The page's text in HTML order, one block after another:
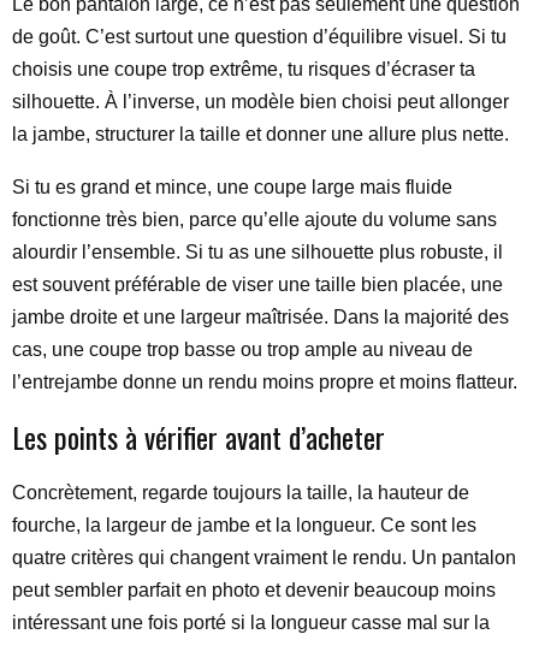
Le bon pantalon large, ce n’est pas seulement une question
de goût. C’est surtout une question d’équilibre visuel. Si tu
choisis une coupe trop extrême, tu risques d’écraser ta
silhouette. À l’inverse, un modèle bien choisi peut allonger
la jambe, structurer la taille et donner une allure plus nette.
Si tu es grand et mince, une coupe large mais fluide
fonctionne très bien, parce qu’elle ajoute du volume sans
alourdir l’ensemble. Si tu as une silhouette plus robuste, il
est souvent préférable de viser une taille bien placée, une
jambe droite et une largeur maîtrisée. Dans la majorité des
cas, une coupe trop basse ou trop ample au niveau de
l’entrejambe donne un rendu moins propre et moins flatteur.
Les points à vérifier avant d’acheter
Concrètement, regarde toujours la taille, la hauteur de
fourche, la largeur de jambe et la longueur. Ce sont les
quatre critères qui changent vraiment le rendu. Un pantalon
peut sembler parfait en photo et devenir beaucoup moins
intéressant une fois porté si la longueur casse mal sur la